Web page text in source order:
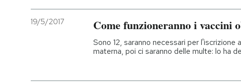
19/5/2017 Come funzioneranno i vaccini
Sono 12, saranno necessari per l'iscrizione
materna, poi ci saranno delle multe: lo ha